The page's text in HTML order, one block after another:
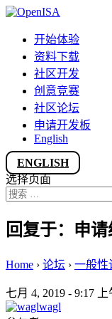
开始体验
资料下载
社区开发
创意竞赛
社区论坛
申请开发板
English
ENGLISH
选择页面
回复于：申
Home › 论坛 › 一般性
七月 4, 2019 - 9:17 上
wagl